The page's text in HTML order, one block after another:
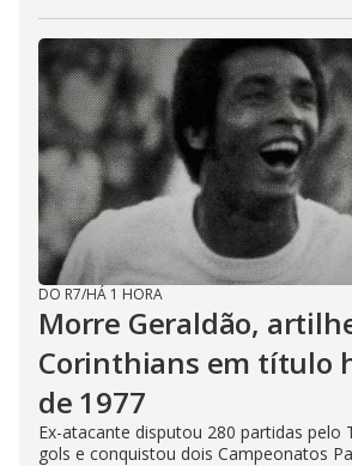
DO R7/HÁ 1 HORA
Morre Geraldão,
Corinthians em título
de 1977
Ex-atacante disputou 280 partidas pelo
gols e conquistou dois Campeonatos